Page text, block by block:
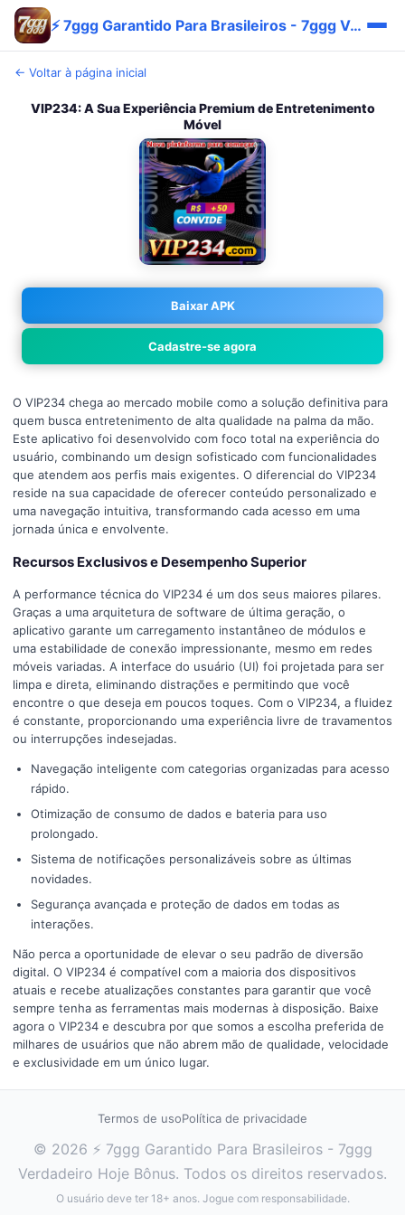
⚡ 7ggg Garantido Para Brasileiros - 7ggg Verdadeiro Hoje Bônus
← Voltar à página inicial
VIP234: A Sua Experiência Premium de Entretenimento
Móvel
Baixar APK
Cadastre-se agora
O VIP234 chega ao mercado mobile como a solução definitiva para
quem busca entretenimento de alta qualidade na palma da mão.
Este aplicativo foi desenvolvido com foco total na experiência do
usuário, combinando um design sofisticado com funcionalidades
que atendem aos perfis mais exigentes. O diferencial do VIP234
reside na sua capacidade de oferecer conteúdo personalizado e
uma navegação intuitiva, transformando cada acesso em uma
jornada única e envolvente.
Recursos Exclusivos e Desempenho Superior
A performance técnica do VIP234 é um dos seus maiores pilares.
Graças a uma arquitetura de software de última geração, o
aplicativo garante um carregamento instantâneo de módulos e
uma estabilidade de conexão impressionante, mesmo em redes
móveis variadas. A interface do usuário (UI) foi projetada para ser
limpa e direta, eliminando distrações e permitindo que você
encontre o que deseja em poucos toques. Com o VIP234, a fluidez
é constante, proporcionando uma experiência livre de travamentos
ou interrupções indesejadas.
Navegação inteligente com categorias organizadas para acesso
rápido.
Otimização de consumo de dados e bateria para uso
prolongado.
Sistema de notificações personalizáveis sobre as últimas
novidades.
Segurança avançada e proteção de dados em todas as
interações.
Não perca a oportunidade de elevar o seu padrão de diversão
digital. O VIP234 é compatível com a maioria dos dispositivos
atuais e recebe atualizações constantes para garantir que você
sempre tenha as ferramentas mais modernas à disposição. Baixe
agora o VIP234 e descubra por que somos a escolha preferida de
milhares de usuários que não abrem mão de qualidade, velocidade
e exclusividade em um único lugar.
Termos de usoPolítica de privacidade
© 2026 ⚡ 7ggg Garantido Para Brasileiros - 7ggg
Verdadeiro Hoje Bônus. Todos os direitos reservados.
O usuário deve ter 18+ anos. Jogue com responsabilidade.